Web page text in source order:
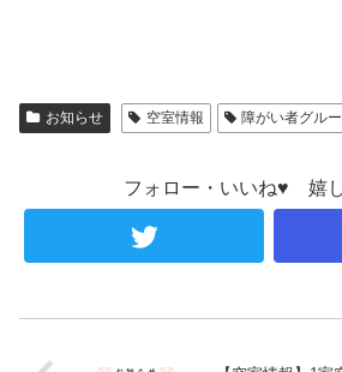
お知らせ 空室情報 障がい者グル
フォロー・いいね♥ 嬉